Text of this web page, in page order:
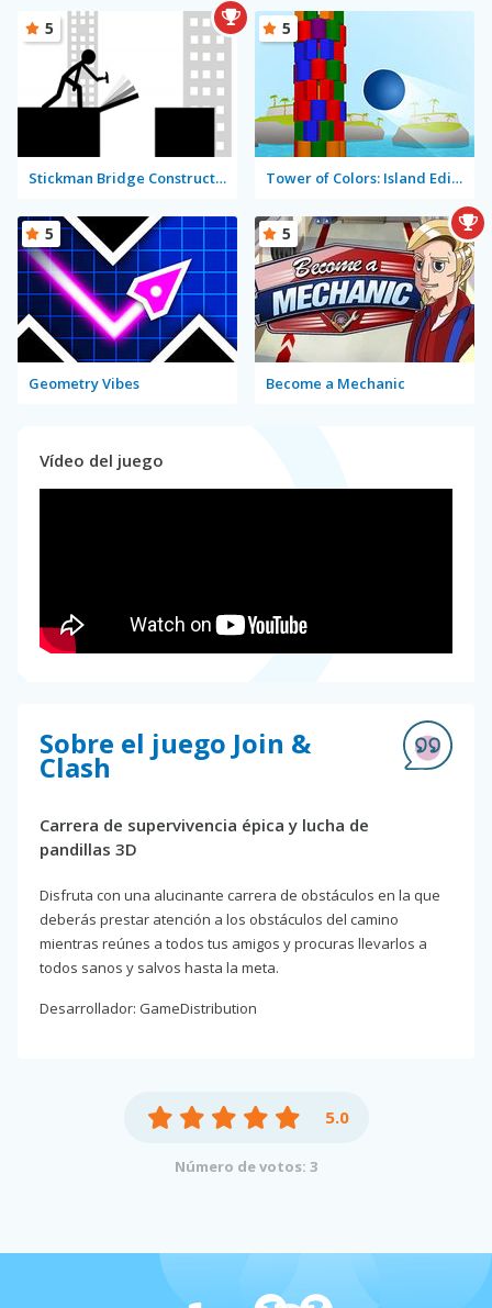
Stickman Bridge Constructor
5
Tower of Colors: Island Edition
5
Geometry Vibes
5
Become a Mechanic
5
Vídeo del juego
Sobre el juego Join &
Clash
Carrera de supervivencia épica y lucha de
pandillas 3D
Disfruta con una alucinante carrera de obstáculos en la que
deberás prestar atención a los obstáculos del camino
mientras reúnes a todos tus amigos y procuras llevarlos a
todos sanos y salvos hasta la meta.
Desarrollador: GameDistribution
5.0
Número de votos: 3